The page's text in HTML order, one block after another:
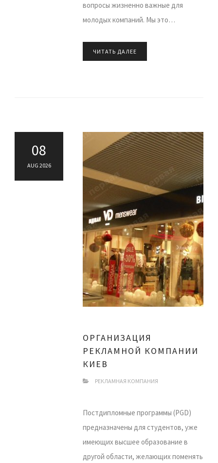
вопросы жизненно важные для
молодых компаний. Мы это…
ЧИТАТЬ ДАЛЕЕ
08
AUG 2026
ОРГАНИЗАЦИЯ
РЕКЛАМНОЙ КОМПАНИИ
КИЕВ
РЕКЛАМНАЯ КОМПАНИЯ
Постдипломные программы (PGD)
предназначены для студентов, уже
имеющих высшее образование в
другой области, желающих поменять